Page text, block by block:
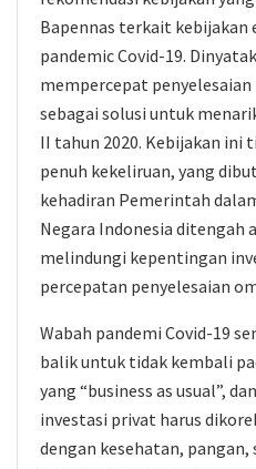
Bapennas terkait kebijakan
pandemic Covid-19.
mempercepat
sebagai solusi untuk
II tahun 2020. Kebijakan ini
penuh kekeliruan, yang
kehadiran Pemerintah
Negara Indonesia ditengah
melindungi kepentingan
percepatan penyelesaian
Wabah pandemi Covid-19
balik untuk tidak kembali
yang “business as usual”,
investasi privat harus
dengan kesehatan,